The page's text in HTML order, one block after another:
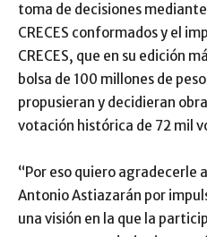
toma de decisiones
CRECES conformados y el
CRECES, que en su edición
bolsa de 100 millones de
propusieran y decidieran
votación histórica de 72 mil
“Por eso quiero agradecerle
Antonio Astiazarán por
una visión en la que la